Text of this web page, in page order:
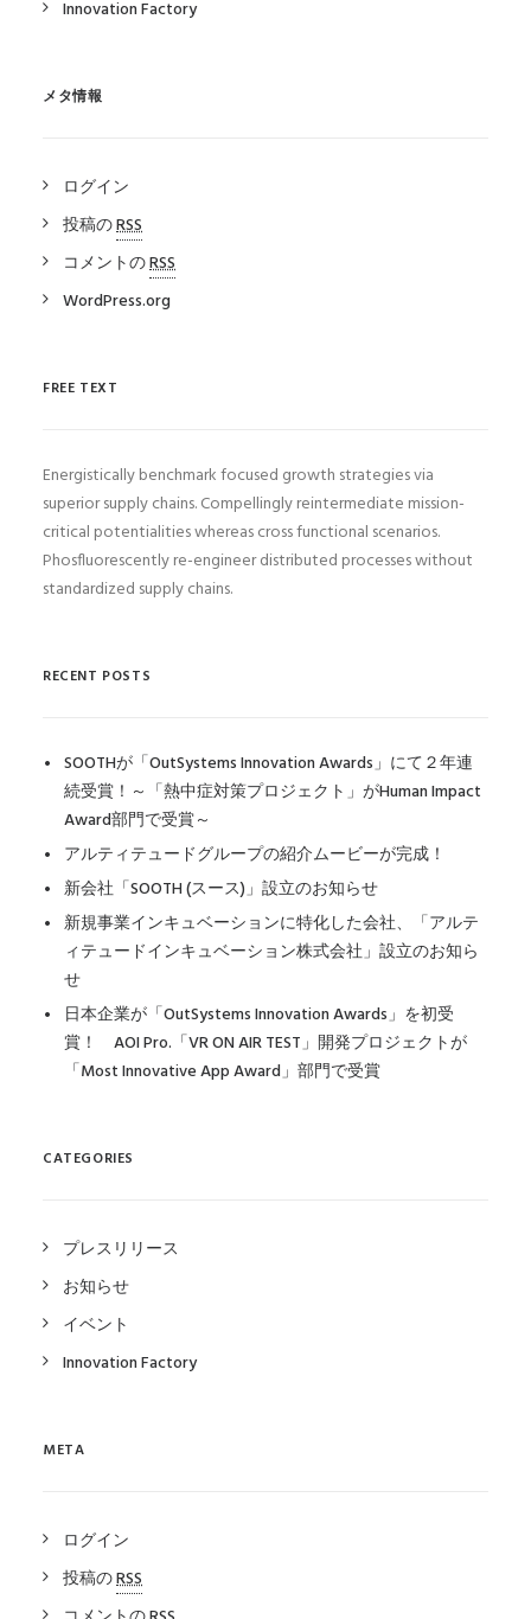
Innovation Factory
メタ情報
ログイン
投稿のRSS
コメントのRSS
WordPress.org
FREE TEXT
Energistically benchmark focused growth strategies via
superior supply chains. Compellingly reintermediate mission-
critical potentialities whereas cross functional scenarios.
Phosfluorescently re-engineer distributed processes without
standardized supply chains.
RECENT POSTS
SOOTHが「OutSystems Innovation Awards」にて２年連
続受賞！～「熱中症対策プロジェクト」がHuman Impact
Award部門で受賞～
アルティテュードグループの紹介ムービーが完成！
新会社「SOOTH (スース)」設立のお知らせ
新規事業インキュベーションに特化した会社、「アルテ
ィテュードインキュベーション株式会社」設立のお知ら
せ
日本企業が「OutSystems Innovation Awards」を初受
賞！ AOI Pro.「VR ON AIR TEST」開発プロジェクトが
「Most Innovative App Award」部門で受賞
CATEGORIES
プレスリリース
お知らせ
イベント
Innovation Factory
META
ログイン
投稿のRSS